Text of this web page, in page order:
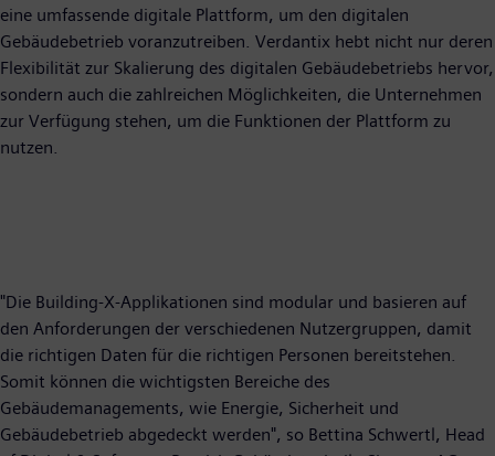
eine umfassende digitale Plattform, um den digitalen
Gebäudebetrieb voranzutreiben. Verdantix hebt nicht nur deren
Flexibilität zur Skalierung des digitalen Gebäudebetriebs hervor,
sondern auch die zahlreichen Möglichkeiten, die Unternehmen
zur Verfügung stehen, um die Funktionen der Plattform zu
nutzen.
"Die Building-X-Applikationen sind modular und basieren auf
den Anforderungen der verschiedenen Nutzergruppen, damit
die richtigen Daten für die richtigen Personen bereitstehen.
Somit können die wichtigsten Bereiche des
Gebäudemanagements, wie Energie, Sicherheit und
Gebäudebetrieb abgedeckt werden", so Bettina Schwertl, Head